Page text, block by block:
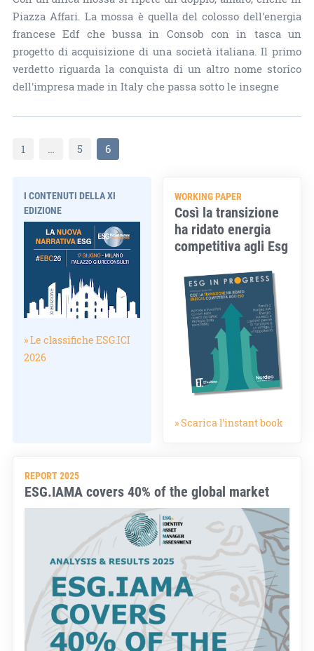
Piazza Affari. La mossa è quella del colosso dell'energia
francese Edf che bussa in Consob con in tasca un
progetto di acquisizione di una società italiana. Il primo
verdetto riguarda la conquista di un altro nome storico
dell'impresa made in Italy che passa sotto le insegne
1 … 5 6
I CONTENUTI DELLA XI
EDIZIONE
» Le classifiche ESG.ICI
2026
WORKING PAPER
Così la transizione
ha ridato energia
competitiva agli Esg
» Scarica l'instant book
REPORT 2025
ESG.IAMA covers 40% of the global market